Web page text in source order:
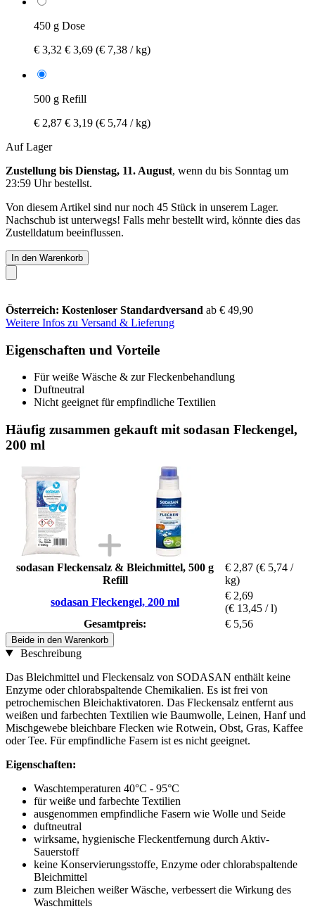
450 g Dose
€ 3,32 € 3,69 (€ 7,38 / kg)
500 g Refill
€ 2,87 € 3,19 (€ 5,74 / kg)
Auf Lager
Zustellung bis Dienstag, 11. August, wenn du bis Sonntag um
23:59 Uhrbestellst.
Von diesem Artikel sind nur noch 45 Stück in unserem Lager.
Nachschub ist unterwegs! Falls mehr bestellt wird, könnte dies das
Zustelldatum beeinflussen.
In den Warenkorb
Österreich: Kostenloser Standardversand ab € 49,90
Weitere Infos zu Versand & Lieferung
Eigenschaften und Vorteile
Für weiße Wäsche & zur Fleckenbehandlung
Duftneutral
Nicht geeignet für empfindliche Textilien
Häufig zusammen gekauft mit sodasan Fleckengel,
200 ml
sodasan Fleckensalz & Bleichmittel, 500 g
Refill
€ 2,87 (€ 5,74 /
kg)
sodasan Fleckengel, 200 ml
€ 2,69
(€ 13,45 / l)
Gesamtpreis:
€ 5,56
Beide in den Warenkorb
Beschreibung
Das Bleichmittel und Fleckensalz von SODASAN enthält keine
Enzyme oder chlorabspaltende Chemikalien. Es ist frei von
petrochemischen Bleichaktivatoren. Das Fleckensalz entfernt aus
weißen und farbechten Textilien wie Baumwolle, Leinen, Hanf und
Mischgewebe bleichbare Flecken wie Rotwein, Obst, Gras, Kaffee
oder Tee. Für empfindliche Fasern ist es nicht geeignet.
Eigenschaften:
Waschtemperaturen 40°C - 95°C
für weiße und farbechte Textilien
ausgenommen empfindliche Fasern wie Wolle und Seide
duftneutral
wirksame, hygienische Fleckentfernung durch Aktiv-
Sauerstoff
keine Konservierungsstoffe, Enzyme oder chlorabspaltende
Bleichmittel
zum Bleichen weißer Wäsche, verbessert die Wirkung des
Waschmittels